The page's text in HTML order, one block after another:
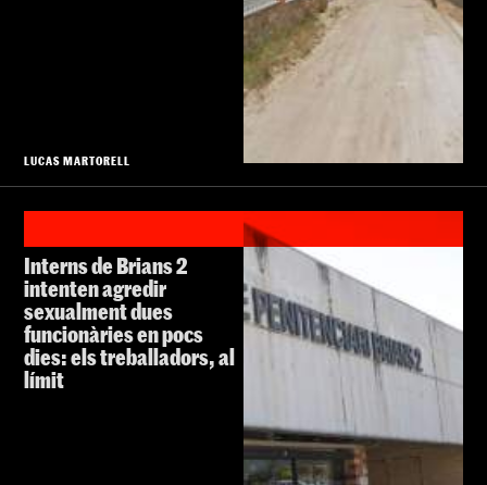
LUCAS MARTORELL
Interns de Brians 2
intenten agredir
sexualment dues
funcionàries en pocs
dies: els treballadors, al
límit